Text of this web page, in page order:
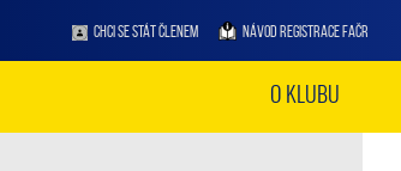
CHCI SE STÁT ČLENEM NÁVOD REGISTRACE FAČR
O KLUBU